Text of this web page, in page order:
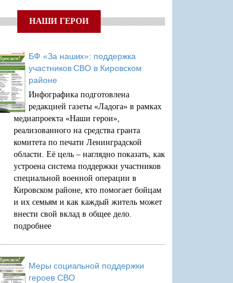
НАШИ ГЕРОИ
БФ «За наших»: поддержка
участников СВО в Кировском
районе
Инфографика подготовлена
редакцией газеты «Ладога» в рамках
медиапроекта «Наши герои»,
реализованного на средства гранта
комитета по печати Ленинградской
области. Её цель – наглядно показать, как
устроена система поддержки участников
специальной военной операции в
Кировском районе, кто помогает бойцам
и их семьям и как каждый житель может
внести свой вклад в общее дело.
подробнее
Меры социальной поддержки
героев СВО